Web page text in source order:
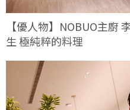
【優人物】NOBUO主廚
生 極純粹的料理